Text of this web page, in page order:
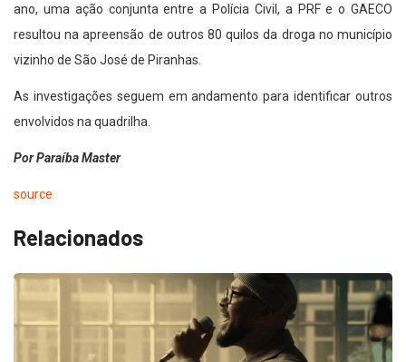
ano, uma ação conjunta entre a Polícia Civil, a PRF e o GAECO
resultou na apreensão de outros 80 quilos da droga no município
vizinho de São José de Piranhas.
As investigações seguem em andamento para identificar outros
envolvidos na quadrilha.
Por Paraíba Master
source
Relacionados